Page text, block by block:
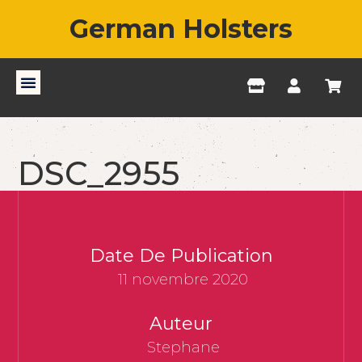
German Holsters
DSC_2955
Date De Publication
11 novembre 2020
Auteur
Stephane